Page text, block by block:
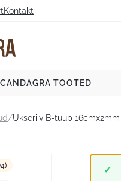
Kontakt
TOOTED
/Ukseriiv B-tüüp 16cmx2mm